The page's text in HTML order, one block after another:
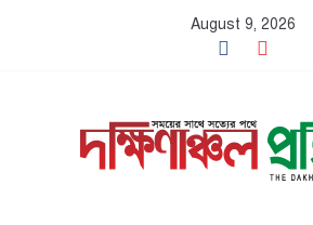
August 9, 2026